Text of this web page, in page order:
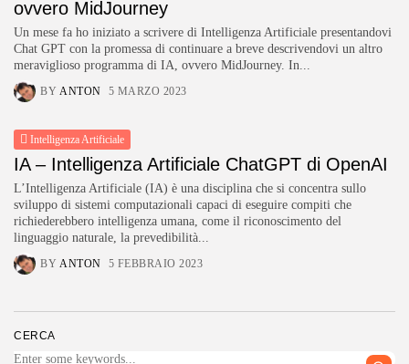
ovvero MidJourney
Un mese fa ho iniziato a scrivere di Intelligenza Artificiale presentandovi
Chat GPT con la promessa di continuare a breve descrivendovi un altro
meraviglioso programma di IA, ovvero MidJourney. In...
BY ANTON 5 MARZO 2023
Intelligenza Artificiale
IA – Intelligenza Artificiale ChatGPT di OpenAI
L’Intelligenza Artificiale (IA) è una disciplina che si concentra sullo
sviluppo di sistemi computazionali capaci di eseguire compiti che
richiederebbero intelligenza umana, come il riconoscimento del
linguaggio naturale, la prevedibilità...
BY ANTON 5 FEBBRAIO 2023
CERCA